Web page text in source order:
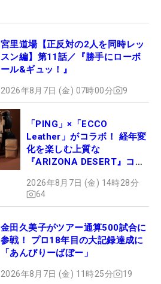
宮里道場【正反対の2人を同時レッ
スン編】第11話／『勝手にローボ
ール&ギュッ！』
2026年8月7日 (金) 07時00分 9
「PING」×「ECCO
Leather」がコラボ！ 経年変
化を楽しむ上質な
『ARIZONA DESERT』コレ
ュー
2026年8月7日 (金) 14時28分
64
金田久美子がツアー通算500試合に
参戦！ プロ18年目の大記録達成に
「あんびりーばぼー」
2026年8月7日 (金) 11時25分 19